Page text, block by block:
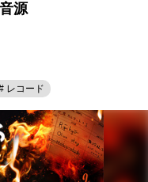
源
レコード